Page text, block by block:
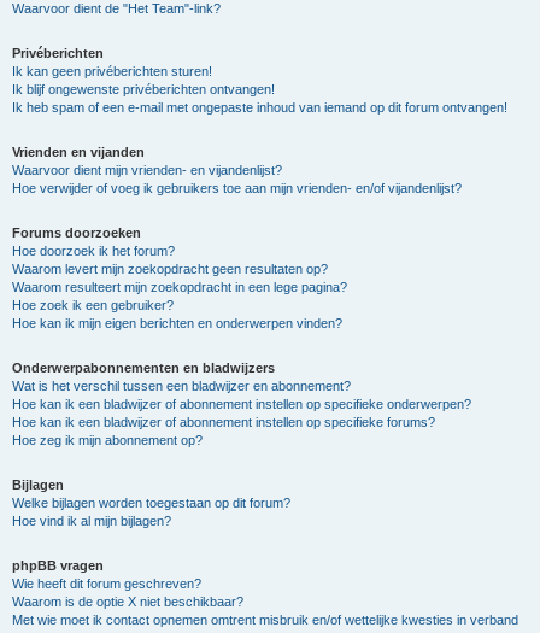
Waarvoor dient de "Het Team"-link?
Privéberichten
Ik kan geen privéberichten sturen!
Ik blijf ongewenste privéberichten ontvangen!
Ik heb spam of een e-mail met ongepaste inhoud van iemand op dit forum ontvangen!
Vrienden en vijanden
Waarvoor dient mijn vrienden- en vijandenlijst?
Hoe verwijder of voeg ik gebruikers toe aan mijn vrienden- en/of vijandenlijst?
Forums doorzoeken
Hoe doorzoek ik het forum?
Waarom levert mijn zoekopdracht geen resultaten op?
Waarom resulteert mijn zoekopdracht in een lege pagina?
Hoe zoek ik een gebruiker?
Hoe kan ik mijn eigen berichten en onderwerpen vinden?
Onderwerpabonnementen en bladwijzers
Wat is het verschil tussen een bladwijzer en abonnement?
Hoe kan ik een bladwijzer of abonnement instellen op specifieke onderwerpen?
Hoe kan ik een bladwijzer of abonnement instellen op specifieke forums?
Hoe zeg ik mijn abonnement op?
Bijlagen
Welke bijlagen worden toegestaan op dit forum?
Hoe vind ik al mijn bijlagen?
phpBB vragen
Wie heeft dit forum geschreven?
Waarom is de optie X niet beschikbaar?
Met wie moet ik contact opnemen omtrent misbruik en/of wettelijke kwesties in verband